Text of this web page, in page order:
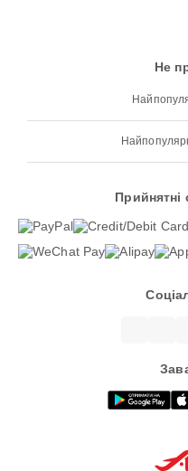
Не
Прийнятні